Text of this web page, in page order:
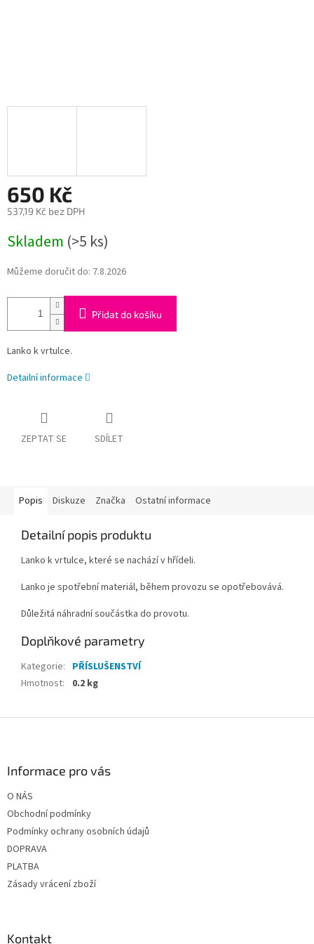
650 Kč
537,19 Kč bez DPH
cena:
Skladem (>5 ks)
Můžeme doručit do: 7.8.2026
Přidat do košíku
Lanko k vrtulce.
Detailní informace
ZEPTAT SE SDÍLET
Popis Diskuze Značka Ostatní informace
Detailní popis produktu
Lanko k vrtulce, které se nachází v hřídeli.
Lanko je spotřební materiál, během provozu se opotřebovává.
Důležitá náhradní součástka do provotu.
Doplňkové parametry
Kategorie: PŘÍSLUŠENSTVÍ
Hmotnost: 0.2 kg
Informace pro vás
O NÁS
Obchodní podmínky
Podmínky ochrany osobních údajů
DOPRAVA
PLATBA
Zásady vrácení zboží
Kontakt